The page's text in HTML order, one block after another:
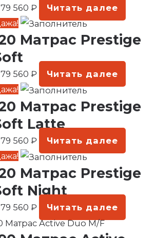
600 ₽.
79 560₽
Читать далее
Матрас Prestige
Первоначальная
цена
составляла
93
600 ₽.
79 560₽
Текущая
цена:
560 ₽.
Читать далее
Матрас Prestige
Latte
Первоначальная
цена
составляла
93
600 ₽.
79 560₽
Текущая
цена:
79
560 ₽.
Читать далее
Матрас Prestige
Night
Первоначальная
цена
составляла
93
79 560₽
Текущая
цена:
79
560 ₽.
Читать далее